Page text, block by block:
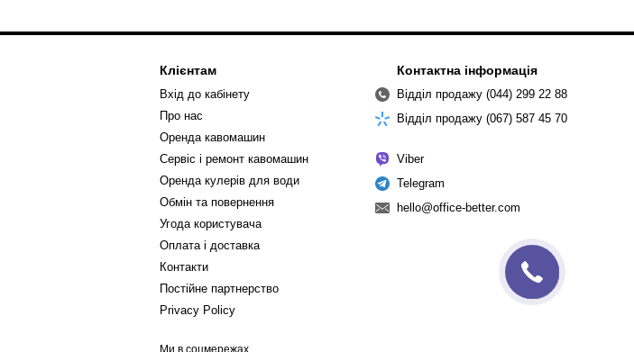
Клієнтам
Вхід до кабінету
Про нас
Оренда кавомашин
Сервіс і ремонт кавомашин
Оренда кулерів для води
Обмін та повернення
Угода користувача
Оплата і доставка
Контакти
Постійне партнерство
Privacy Policy
Ми в соцмережах
Контактна інформація
Відділ продажу (044) 299 22 88
Відділ продажу (067) 587 45 70
Viber
Telegram
hello@office-better.com